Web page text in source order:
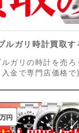
ルガリ時計買取
ガリの時計を売
金で専門店価格